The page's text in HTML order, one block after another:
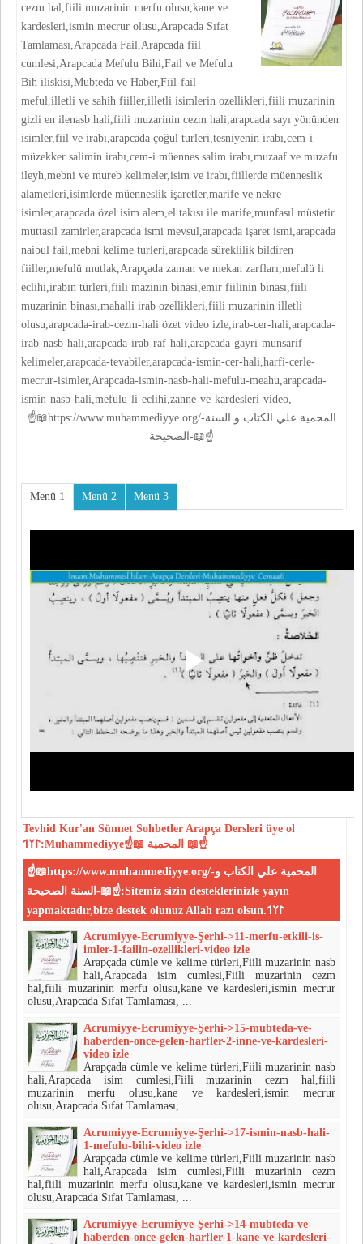
cezm hal,fiili muzarinin merfu olusu,kane ve
kardesleri,ismin mecrur olusu,Arapcada Sıfat
Tamlaması,Arapcada Fail,Arapcada fiil
cumlesi,Arapcada Mefulu Bihi,Fail ve Mefulu
Bih iliskisi,Mubteda ve Haber,Fiil-fail-
meful,illetli ve sahih fiiller,illetli isimlerin ozellikleri,fiili muzarinin
gizli en ilenasb hali,fiili muzarinin cezm hali,arapcada sayı yönünden
isimler,fiil ve irabı,arapcada çoğul turleri,tesniyenin irabı,cem-i
müzekker salimin irabı,cem-i müennes salim irabı,muzaaf ve muzafu
ileyh,mebni ve mureb kelimeler,isim ve irabı,fiillerde müenneslik
alametleri,isimlerde müenneslik işaretler,marife ve nekre
isimler,arapcada özel isim alem,el takısı ile marife,munfasıl müstetir
muttasıl zamirler,arapcada ismi mevsul,arapcada işaret ismi,arapcada
naibul fail,mebni kelime turleri,arapcada süreklilik bildiren
fiiller,mefulü mutlak,Arapçada zaman ve mekan zarfları,mefulü li
eclihi,irabın türleri,fiili mazinin binasi,emir fiilinin binası,fiili
muzarinin binası,mahalli irab ozellikleri,fiili muzarinin illetli
olusu,arapcada-irab-cezm-hali özet video izle,irab-cer-hali,arapcada-
irab-nasb-hali,arapcada-irab-raf-hali,arapcada-gayri-munsarif-
kelimeler,arapcada-tevabiler,arapcada-ismin-cer-hali,harfi-cerle-
mecrur-isimler,Arapcada-ismin-nasb-hali-mefulu-meahu,arapcada-
ismin-nasb-hali,mefulu-li-eclihi,zanne-ve-kardesleri-video,
☝📖https://www.muhammediyye.org/-المحمية علي الكتاب و السنة
الصحيحة-📖☝
Menü 1 Menü 2 Menü 3
Tevhid Kur'an Sünnet Sohbetler Arapça Dersleri üye ol
𐰃𐰠𐰯:Muhammediyye☝📖 المحمية 📖☝
☝📖https://www.muhammediyye.org/-المحمية علي الكتاب و
السنة الصحيحة-📖☝:Sitemiz sizin desteklerinizle yayın
yapmaktadır,bize destek olunuz Allah razı olsun.𐰃𐰠𐰯
Acrumiyye-Ecrumiyye-Şerhi->11-merfu-etkili-is-
imler-1-failin-ozellikleri-video izle
Arapçada cümle ve kelime türleri,Fiili muzarinin nasb
hali,Arapcada isim cumlesi,Fiili muzarinin cezm
hal,fiili muzarinin merfu olusu,kane ve kardesleri,ismin mecrur
olusu,Arapcada Sıfat Tamlaması, ...
Acrumiyye-Ecrumiyye-Şerhi->15-mubteda-ve-
haberden-once-gelen-harfler-2-inne-ve-kardesleri-
video izle
Arapçada cümle ve kelime türleri,Fiili muzarinin nasb
hali,Arapcada isim cumlesi,Fiili muzarinin cezm hal,fiili
muzarinin merfu olusu,kane ve kardesleri,ismin mecrur
olusu,Arapcada Sıfat Tamlaması, ...
Acrumiyye-Ecrumiyye-Şerhi->17-ismin-nasb-hali-
1-mefulu-bihi-video izle
Arapçada cümle ve kelime türleri,Fiili muzarinin nasb
hali,Arapcada isim cumlesi,Fiili muzarinin cezm
hal,fiili muzarinin merfu olusu,kane ve kardesleri,ismin mecrur
olusu,Arapcada Sıfat Tamlaması, ...
Acrumiyye-Ecrumiyye-Şerhi->14-mubteda-ve-
haberden-once-gelen-harfler-1-kane-ve-kardesleri-